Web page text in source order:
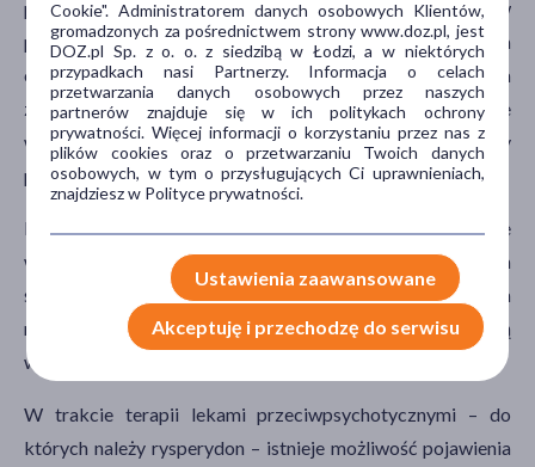
potwierdziły również zwiększoną śmiertelność w
przypadku osób w podeszłym wieku cierpiących na
otępienie umysłowe. Przyczyna zwiększonego ryzyka
zgonu nie została jednak wyjaśniona, a badania nie
wskazują jak duży wpływ na śmiertelność miały cechy
pacjentów.
Rysperydon, ze względu właściwości antagonistyczne
wobec receptorów α zwiększa ryzyko wystąpienia
śródoperacyjnego zespołu wiotkiej tęczówki. Blokada
receptora α–adrenergicznego jest również przyczyną
wystąpienia bolesnego wzwodu prącia.
W trakcie terapii lekami przeciwpsychotycznymi – do
których należy rysperydon – istnieje możliwość pojawienia
Cookie". Administratorem danych osobowych Klientów,
gromadzonych za pośrednictwem strony www.doz.pl, jest
DOZ.pl Sp. z o. o. z siedzibą w Łodzi, a w niektórych
przypadkach nasi Partnerzy. Informacja o celach
przetwarzania danych osobowych przez naszych
partnerów znajduje się w ich politykach ochrony
prywatności. Więcej informacji o korzystaniu przez nas z
plików cookies oraz o przetwarzaniu Twoich danych
osobowych, w tym o przysługujących Ci uprawnieniach,
znajdziesz w Polityce prywatności.
Ustawienia zaawansowane
Akceptuję i przechodzę do serwisu